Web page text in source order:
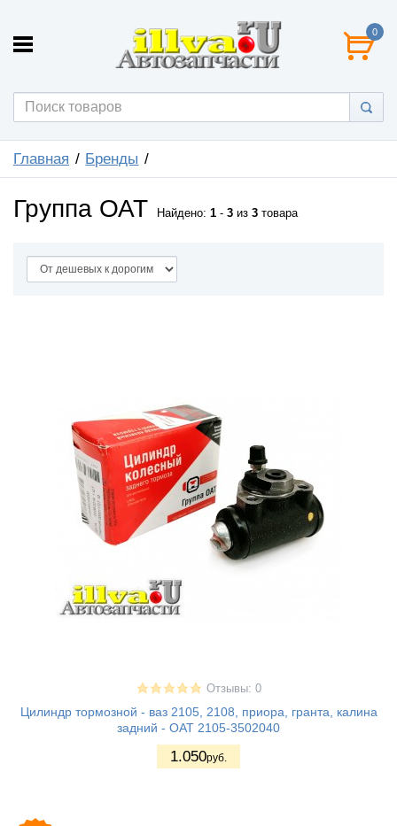
0
Главная Бренды
Группа ОАТ Найдено: 1 - 3 из 3 товара
Отзывы: 0
Цилиндр тормозной - ваз 2105, 2108, приора, гранта, калина
задний - OAT 2105-3502040
1.050руб.